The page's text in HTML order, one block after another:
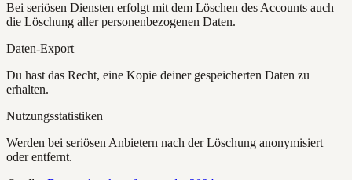
Bei seriösen Diensten erfolgt mit dem Löschen des Accounts auch
die Löschung aller personenbezogenen Daten.
Daten-Export
Du hast das Recht, eine Kopie deiner gespeicherten Daten zu
erhalten.
Nutzungsstatistiken
Werden bei seriösen Anbietern nach der Löschung anonymisiert
oder entfernt.